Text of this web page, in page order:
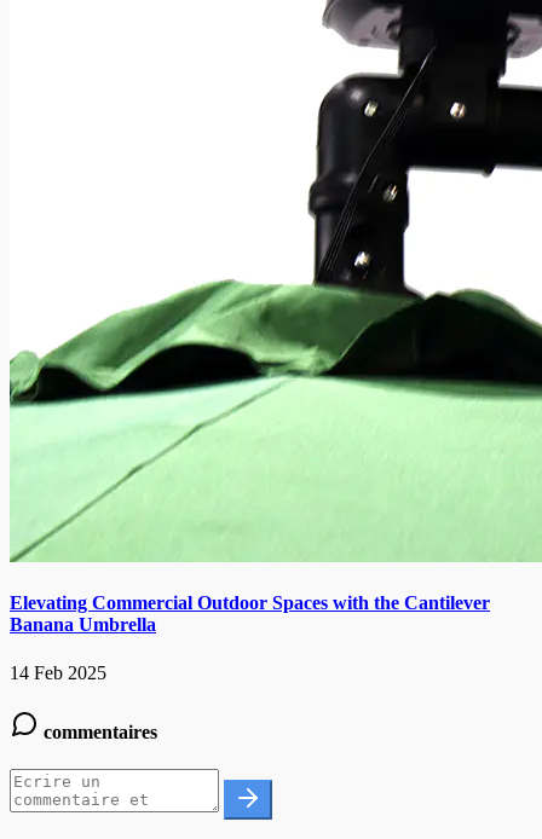
Elevating Commercial Outdoor Spaces with the Cantilever
Banana Umbrella
14 Feb 2025
commentaires